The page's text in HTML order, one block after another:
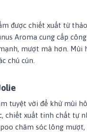
được chiết xuất từ
Aroma cung cấp
mượt mà hơn. Mùi
chú cún.
tuyệt vời để khử mùi
chiết xuất tinh chất tự
chăm sóc lông mượt,